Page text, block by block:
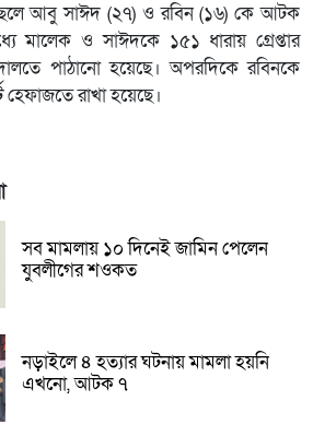
আবু সাঈদ (২৭) ও রবিন (১৬) কে আটক
মালেক ও সাঈদকে ১৫১ ধারায় গ্রেপ্তার
পাঠানো হয়েছে। অপরদিকে রবিনকে
রাখা হয়েছে।
সব মামলায় ১০ দিনেই জামিন পেলেন
যুবলীগের শওকত
নড়াইলে ৪ হত্যার ঘটনায় মামলা হয়নি
এখনো, আটক ৭